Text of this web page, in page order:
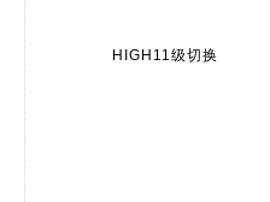
HIGH11级切换